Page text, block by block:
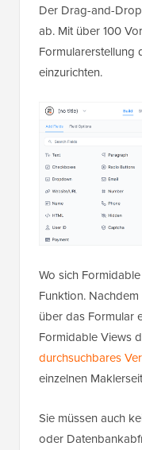
Der Drag-and-
ab. Mit über 100
Formularerstellung
einzurichten.
Wo sich
Funktion.
über das Formular
Formidable Views
durchsuchbares
einzelnen
Sie müssen auch
oder